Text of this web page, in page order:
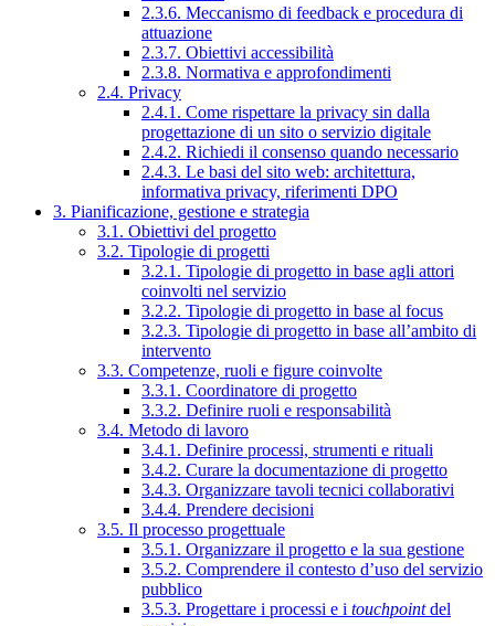
2.3.6. Meccanismo di feedback e procedura di
attuazione
2.3.7. Obiettivi accessibilità
2.3.8. Normativa e approfondimenti
2.4. Privacy
2.4.1. Come rispettare la privacy sin dalla
progettazione di un sito o servizio digitale
2.4.2. Richiedi il consenso quando necessario
2.4.3. Le basi del sito web: architettura,
informativa privacy, riferimenti DPO
3. Pianificazione, gestione e strategia
3.1. Obiettivi del progetto
3.2. Tipologie di progetti
3.2.1. Tipologie di progetto in base agli attori
coinvolti nel servizio
3.2.2. Tipologie di progetto in base al focus
3.2.3. Tipologie di progetto in base all’ambito di
intervento
3.3. Competenze, ruoli e figure coinvolte
3.3.1. Coordinatore di progetto
3.3.2. Definire ruoli e responsabilità
3.4. Metodo di lavoro
3.4.1. Definire processi, strumenti e rituali
3.4.2. Curare la documentazione di progetto
3.4.3. Organizzare tavoli tecnici collaborativi
3.4.4. Prendere decisioni
3.5. Il processo progettuale
3.5.1. Organizzare il progetto e la sua gestione
3.5.2. Comprendere il contesto d’uso del servizio
pubblico
3.5.3. Progettare i processi e i touchpointdel